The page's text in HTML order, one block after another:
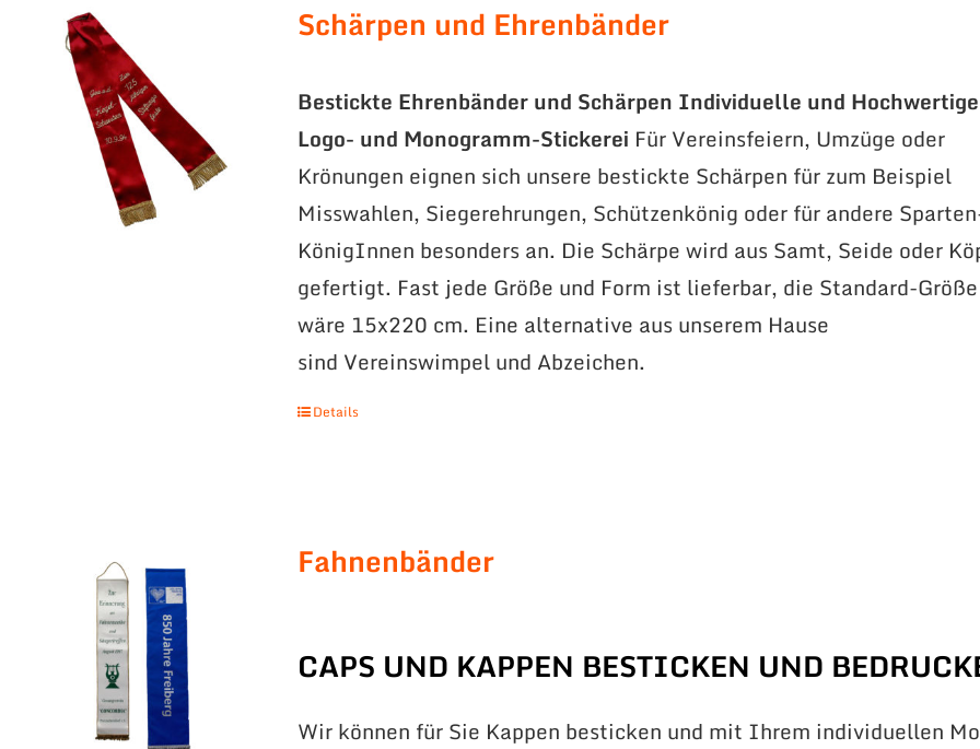
Schärpen und Ehrenbänder
Bestickte Ehrenbänder und Schärpen Individuelle und Hochwertige
Logo- und Monogramm-Stickerei Für Vereinsfeiern, Umzüge oder
Krönungen eignen sich unsere bestickte Schärpen für zum Beispiel
Misswahlen, Siegerehrungen, Schützenkönig oder für andere
KönigInnen besonders an. Die Schärpe wird aus Samt, Seide oder
gefertigt. Fast jede Größe und Form ist lieferbar, die Standard-Größe
wäre 15x220 cm. Eine alternative aus unserem Hause
sind Vereinswimpel und Abzeichen.
Details
Fahnenbänder
CAPS UND KAPPEN BESTICKEN UND
Wir können für Sie Kappen besticken und mit Ihrem individuellen